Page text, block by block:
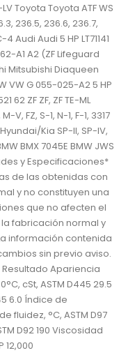
Toyota Toyota ATF WS
236.5, 236.6, 236.7,
Audi Audi 5 HP LT71141
A1 A2 (ZF Lifeguard
Mitsubishi Diaqueen
VW G 055-025-A2 5 HP
62 ZF ZF, ZF TE-ML
V, FZ, S-1, N-1, F-1, 3317
Kia SP-II, SP-IV,
BMX 7045E BMW JWS
y Especificaciones*
de las obtenidas con
y no constituyen una
que no afecten el
fabricación normal y
información contenida
sin previo aviso.
Apariencia
cSt, ASTM D445 29.5
6.0 Índice de
fluidez, °C, ASTM D97
D92 190 Viscosidad
12,000